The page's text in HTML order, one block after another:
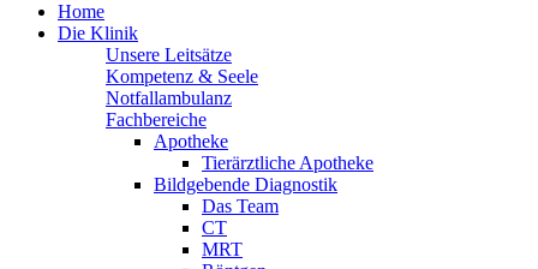
Home
Die Klinik
Unsere Leitsätze
Kompetenz & Seele
Notfallambulanz
Fachbereiche
Apotheke
Tierärztliche Apotheke
Bildgebende Diagnostik
Das Team
CT
MRT